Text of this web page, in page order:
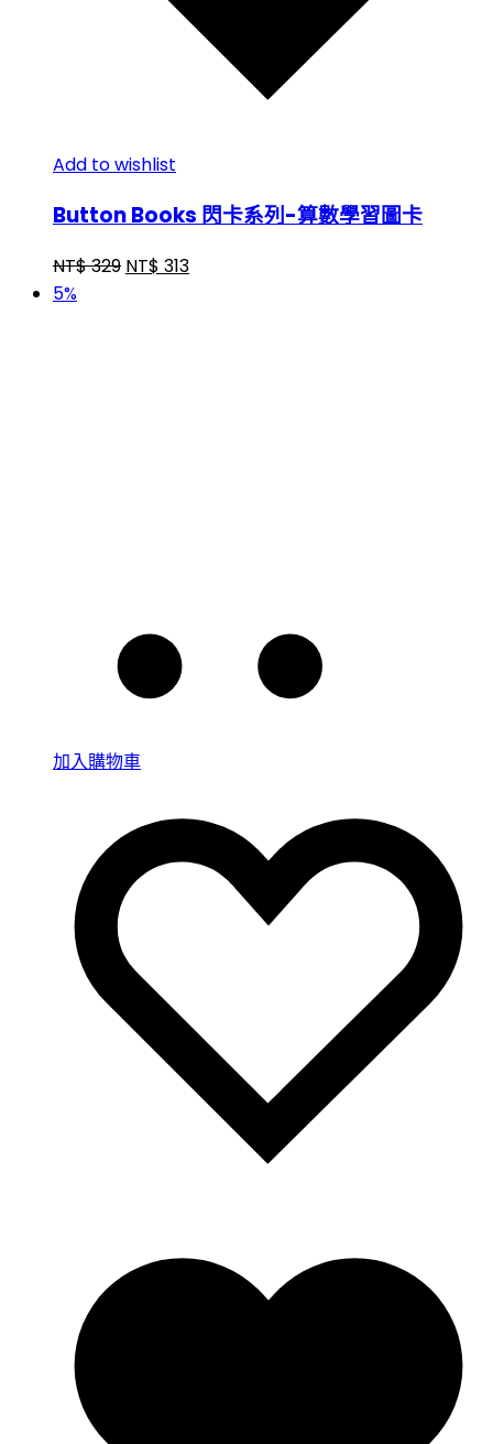
Add to wishlist
Button Books 閃卡系列-算數學習圖卡
NT$329 NT$ 313
5%
加入購物車